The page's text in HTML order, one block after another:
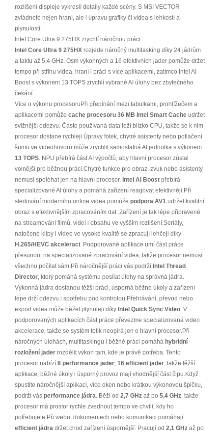
rozlišení displeje vykreslí detaily každé scény. S MSI VECTOR
zvládnete nejen hraní, ale i úpravu grafiky či videa s lehkostí a
plynulostí.
Intel Core Ultra 9 275HX zrychlí náročnou práci
Intel Core Ultra 9 275HX rozjede náročný multitasking díky 24 jádrům
a taktu až 5,4 GHz. Osm výkonných a 16 efektivních jader pomůže držet
tempo při střihu videa, hraní i práci s více aplikacemi, zatímco Intel AI
Boost s výkonem 13 TOPS zrychlí vybrané AI úlohy bez zbytečného
čekání.
Více o výkonu procesoruPři přepínání mezi tabulkami, prohlížečem a
aplikacemi pomůže cache procesoru 36 MB Intel Smart Cache udržet
svižnější odezvu. Často používaná data leží blízko CPU, takže se k nim
procesor dostane rychleji.Úpravy fotek, chytré asistenty nebo potlačení
šumu ve videohovoru může zrychlit samostatná AI jednotka s výkonem
13 TOPS. NPU přebírá část AI výpočtů, aby hlavní procesor zůstal
volnější pro běžnou práci.Chytré funkce pro obraz, zvuk nebo asistenty
nemusí spoléhat jen na hlavní procesor. Intel AI Boost přebírá
specializované AI úlohy a pomáhá zařízení reagovat efektivněji.Při
sledování moderního online videa pomůže podpora AV1 udržet kvalitní
obraz s efektivnějším zpracováním dat. Zařízení je tak lépe připravené
na streamování filmů, videí i obsahu ve vyšším rozlišení.Seriály,
natočené klipy i video ve vysoké kvalitě se zpracují lehčeji díky
H.265/HEVC akceleraci. Podporované aplikace umí část práce
přesunout na specializované zpracování videa, takže procesor nemusí
všechno počítat sám.Při náročnější práci vás podrží Intel Thread
Director, který pomáhá systému posílat úlohy na správná jádra.
Výkonná jádra dostanou těžší práci, úsporná běžné úkoly a zařízení
lépe drží odezvu i spotřebu pod kontrolou.Přehrávání, převod nebo
export videa může běžet plynuleji díky Intel Quick Sync Video. V
podporovaných aplikacích část práce převezme specializovaná video
akcelerace, takže se systém tolik neopírá jen o hlavní procesor.Při
náročných úlohách, multitaskingu i běžné práci pomáhá hybridní
rozložení jader rozdělit výkon tam, kde je právě potřeba. Tento
procesor nabízí 8 performance jader, 16 efficient jader, takže těžší
aplikace, běžné úkoly i úsporný provoz mají vhodnější část čipu.Když
spustíte náročnější aplikaci, více oken nebo krátkou výkonovou špičku,
podrží vás performance jádra. Běží od 2,7 GHz až po 5,4 GHz, takže
procesor má prostor rychle zvednout tempo ve chvíli, kdy ho
potřebujete.Při webu, dokumentech nebo komunikaci pomáhají
efficient jádra držet chod zařízení úspornější. Pracují od 2,1 GHz až po